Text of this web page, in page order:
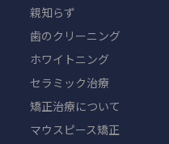
親知らず
歯のクリーニング
ホワイトニング
セラミック治療
矯正治療について
マウスピース矯正